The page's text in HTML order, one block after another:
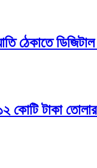
ঠেকাতে
কোটি টাকা